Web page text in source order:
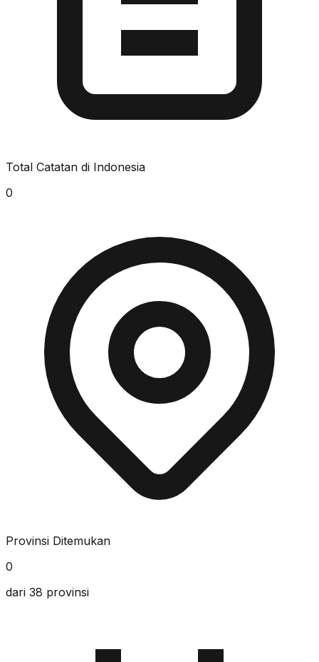
Total Catatan di Indonesia
0
Provinsi Ditemukan
0
dari 38 provinsi